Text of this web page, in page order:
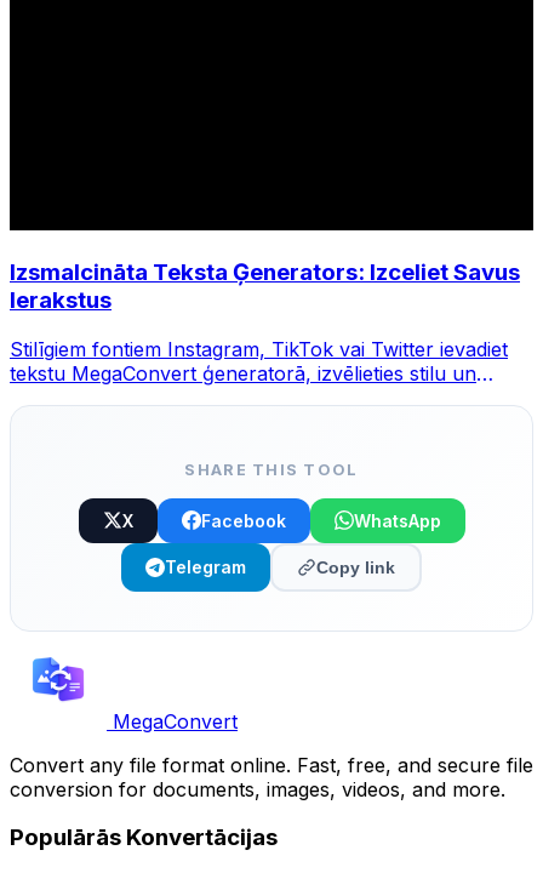
Izsmalcināta Teksta Ģenerators: Izceliet Savus
Ierakstus
Stilīgiem fontiem Instagram, TikTok vai Twitter ievadiet
tekstu MegaConvert ģeneratorā, izvēlieties stilu un
SHARE THIS TOOL
X Facebook WhatsApp
Telegram Copy link
MegaConvert
Convert any file format online. Fast, free, and secure file
conversion for documents, images, videos, and more.
Populārās Konvertācijas